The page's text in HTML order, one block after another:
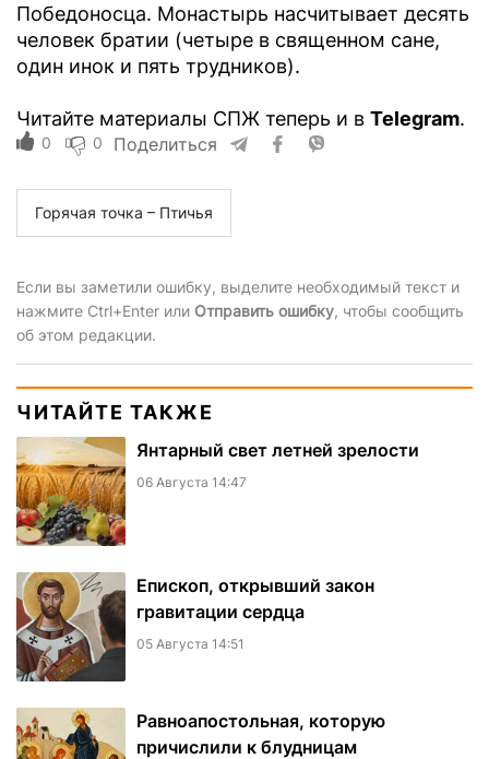
Победоносца. Монастырь насчитывает десять
человек братии (четыре в священном сане,
один инок и пять трудников).
Читайте материалы СПЖ теперь и в Telegram.
0 0 Поделиться
Горячая точка – Птичья
Если вы заметили ошибку, выделите необходимый текст и
нажмите Ctrl+Enter или Отправить ошибку, чтобы сообщить
об этом редакции.
ЧИТАЙТЕ ТАКЖЕ
Янтарный свет летней зрелости
06 Августа 14:47
Епископ, открывший закон
гравитации сердца
05 Августа 14:51
Равноапостольная, которую
причислили к блудницам